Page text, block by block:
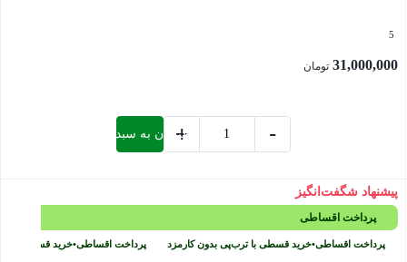
5
31,000,000 تومان
عدد
-
+
افزودن به سبد خرید
بستن
پرداخت اقساطی
پرداخت اقساطی•خرید قسطی با ترب‌پی بدون کارمزد پرداخت اقساطی•خرید قسطی با
پیشنهاد شگفت‌انگیز